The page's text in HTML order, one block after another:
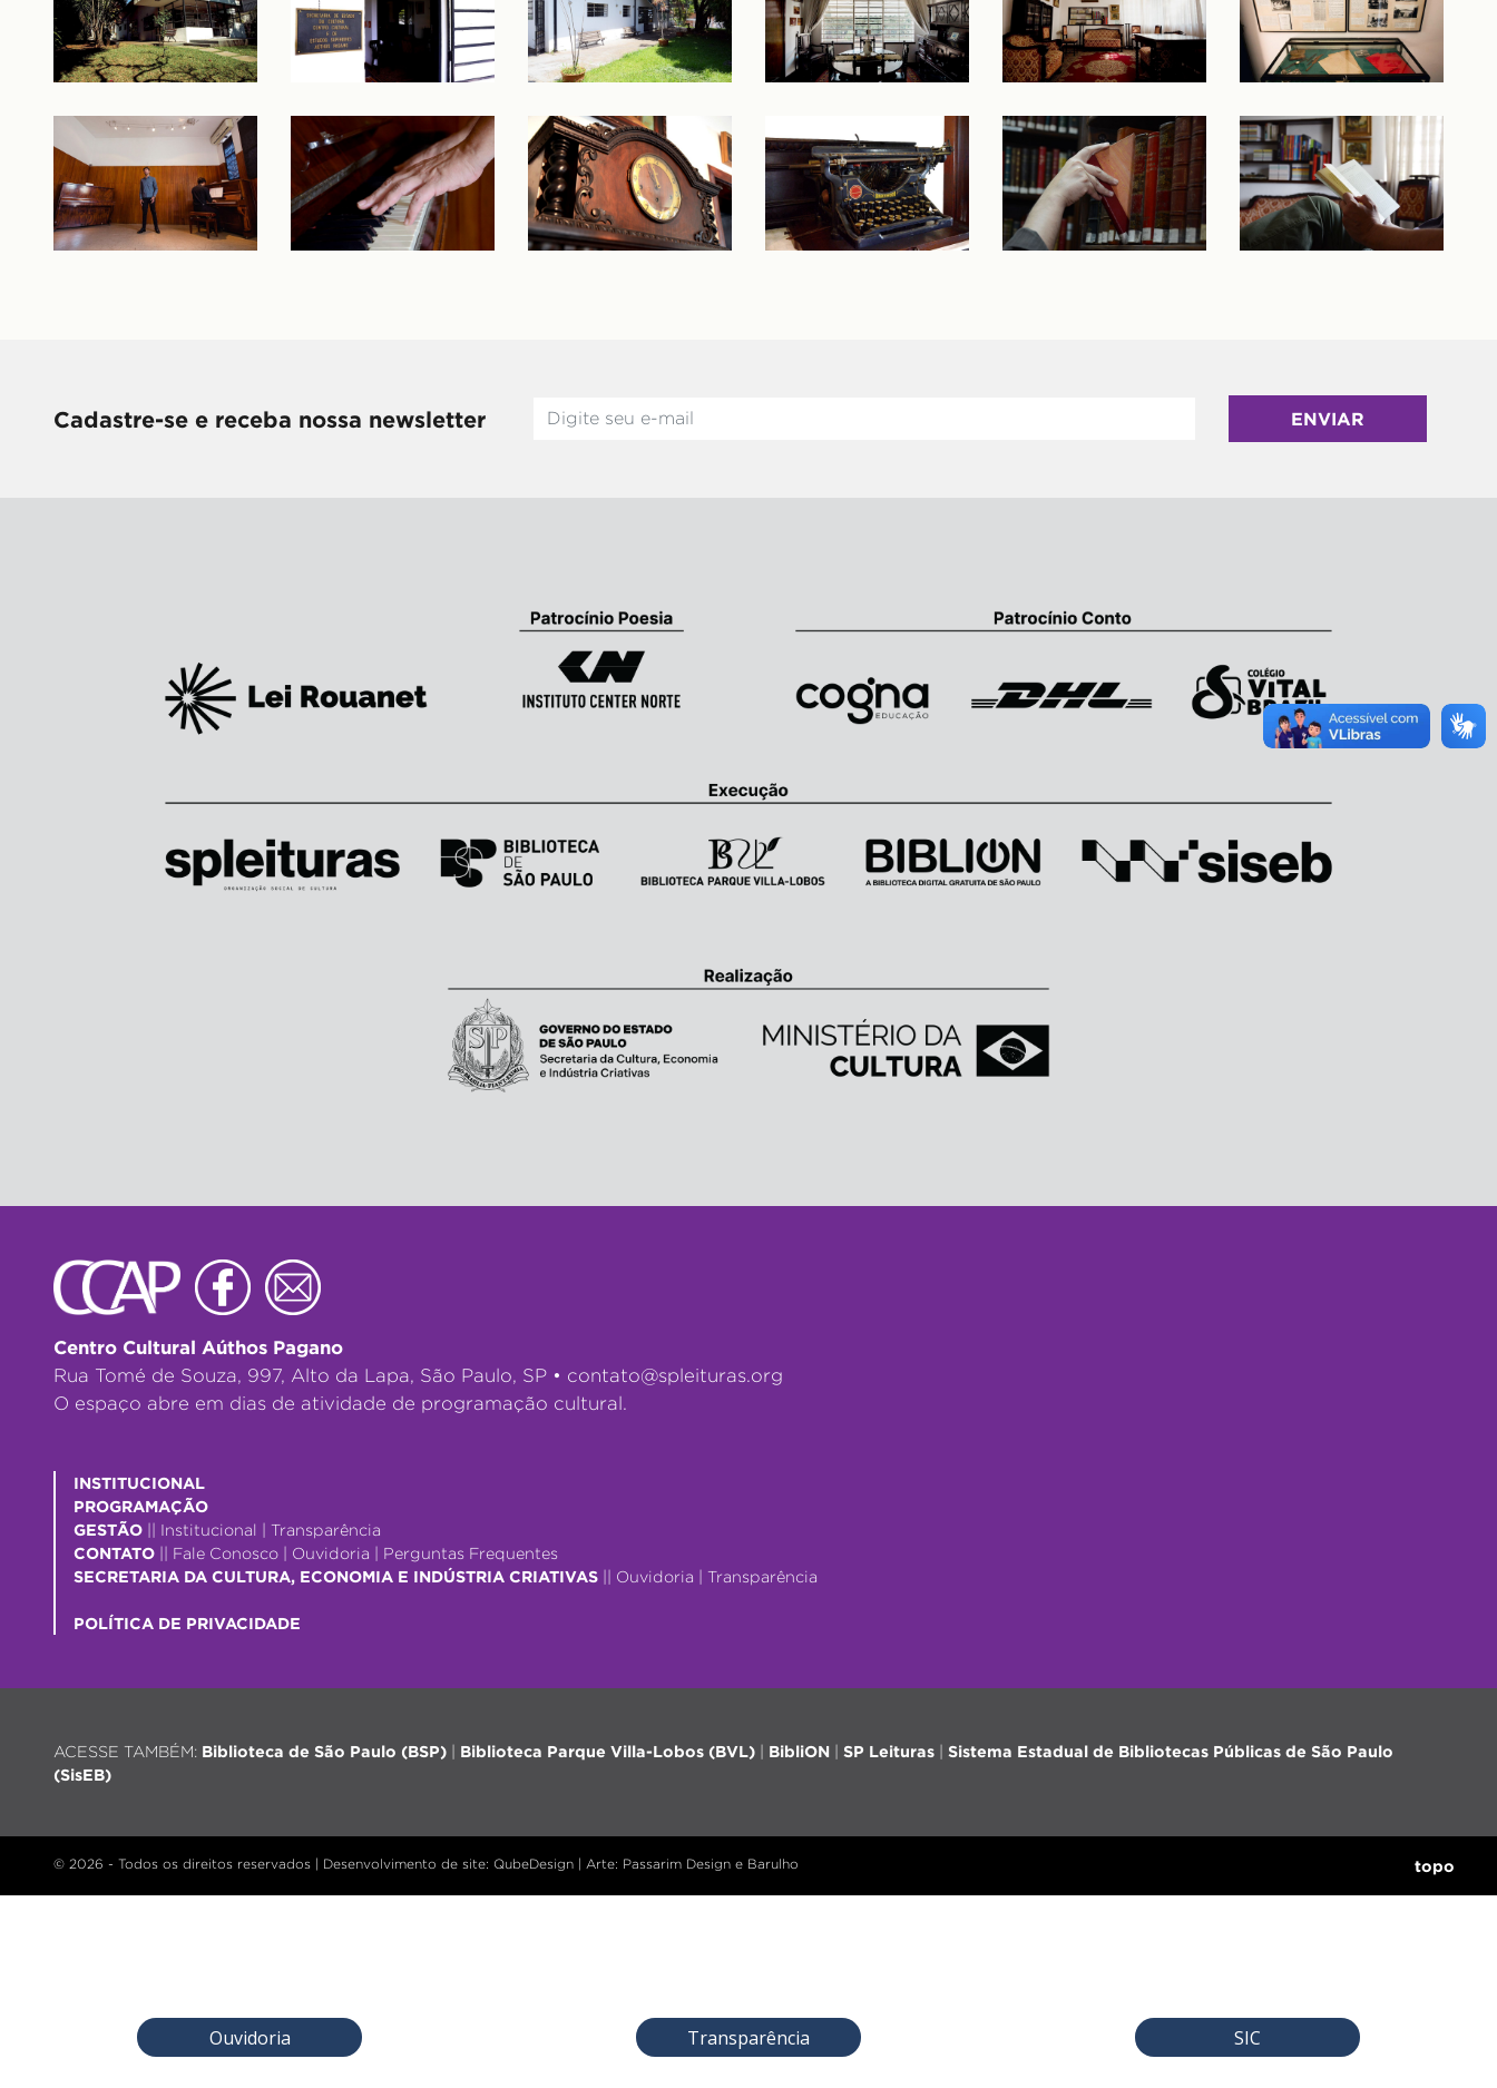
Cadastre-se e receba nossa newsletter ENVIAR
Centro Cultural Aúthos Pagano
Rua Tomé de Souza, 997, Alto da Lapa, São Paulo, SP • contato@spleituras.org
O espaço abre em dias de atividade de programação cultural.
INSTITUCIONAL
PROGRAMAÇÃO
GESTÃO
Institucional
Transparência
CONTATO
Fale Conosco Ouvidoria
Perguntas Frequentes
SECRETARIA DA CULTURA, ECONOMIA E INDÚSTRIA CRIATIVAS
Ouvidoria Transparência
POLÍTICA DE PRIVACIDADE
ACESSE TAMBÉM: Biblioteca de São Paulo (BSP) | Biblioteca Parque Villa-Lobos (BVL) | BibliON | SP Leituras | Sistema Estadual de Bibliotecas Públicas de São Paulo
(SisEB)
© 2026 - Todos os direitos reservados | Desenvolvimento de site: QubeDesign | Arte: Passarim Design e Barulho topo
Ouvidoria Transparência SIC